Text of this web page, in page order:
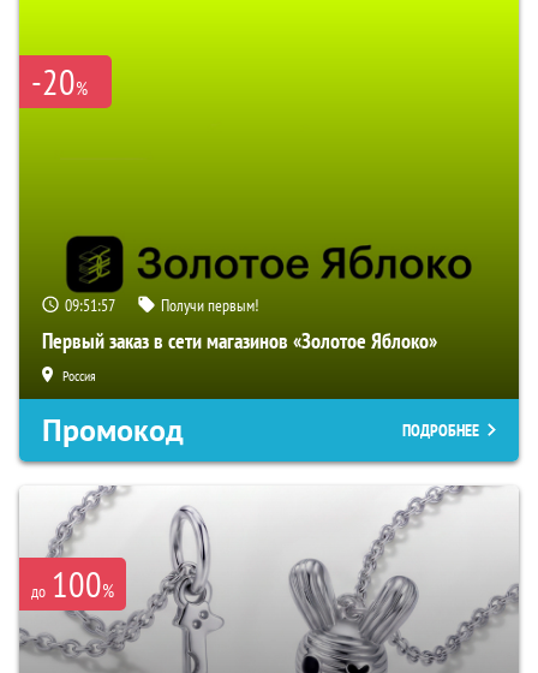
-20%
09:51:56 Получи первым!
Первый заказ в сети магазинов «Золотое Яблоко»
Россия
Промокод ПОДРОБНЕЕ
до 100%